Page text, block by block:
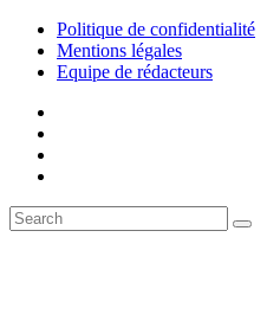
Politique de confidentialité
Mentions légales
Equipe de rédacteurs